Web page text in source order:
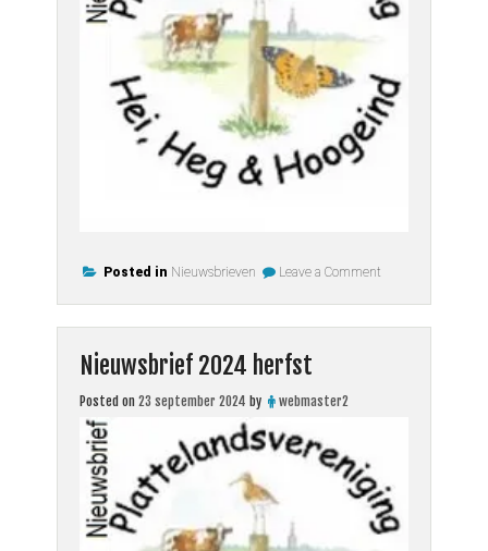
Posted in Nieuwsbrieven Leave a Commenton
Nieuwsbrief 2024 herfst
Posted on 23 september 2024 by webmaster2